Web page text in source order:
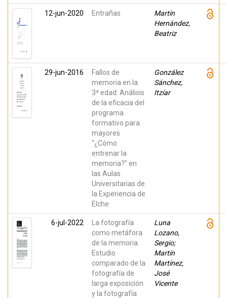
12-jun-2020 Entrañas
Martín
Hernández,
Beatriz
29-jun-2016
Fallos de
memoria en la
3ª edad: Análisis
de la eficacia del
programa
formativo para
mayores
“¿Cómo
entrenar la
memoria?” en
las Aulas
Universitarias de
la Experiencia de
Elche
González
Sánchez,
Itzíar
6-jul-2022
La fotografía
como metáfora
de la memoria.
Estudio
comparado de la
fotografía de
larga exposición
y la fotografía
Luna
Lozano,
Sergio;
Martín
Martínez,
José
Vicente